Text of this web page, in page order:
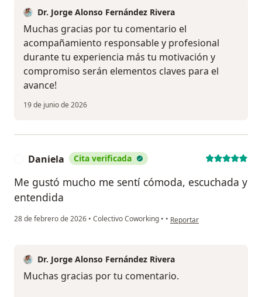
Dr. Jorge Alonso Fernández Rivera
Muchas gracias por tu comentario el
acompañamiento responsable y profesional
durante tu experiencia más tu motivación y
compromiso serán elementos claves para el
avance!
19 de junio de 2026
Daniela Cita verificada
Me gustó mucho me sentí cómoda, escuchada y
entendida
28 de febrero de 2026 • Colectivo Coworking • • en opinión del usuario
Reportar
Dr. Jorge Alonso Fernández Rivera
Muchas gracias por tu comentario.